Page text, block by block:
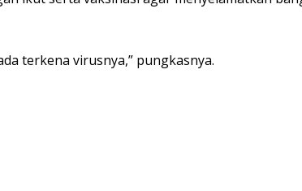
terkena virusnya,” pungkasnya.